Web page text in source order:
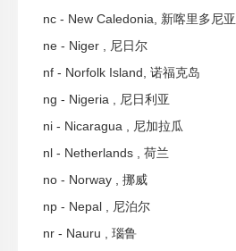
nc - New Caledonia, 新喀里多尼亚
ne - Niger , 尼日尔
nf - Norfolk Island, 诺福克岛
ng - Nigeria , 尼日利亚
ni - Nicaragua , 尼加拉瓜
nl - Netherlands , 荷兰
no - Norway , 挪威
np - Nepal , 尼泊尔
nr - Nauru , 瑙鲁